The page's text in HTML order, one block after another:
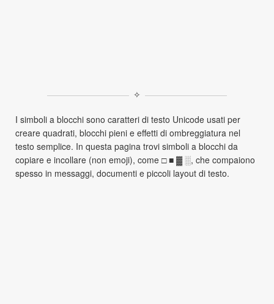
✧
I simboli a blocchi sono caratteri di testo Unicode usati per
creare quadrati, blocchi pieni e effetti di ombreggiatura nel
testo semplice. In questa pagina trovi simboli a blocchi da
copiare e incollare (non emoji), come □ ■ ▓ ░, che compaiono
spesso in messaggi, documenti e piccoli layout di testo.